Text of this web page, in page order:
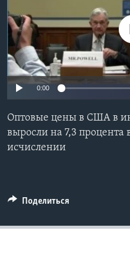
Learning English
СОЦИАЛЬНЫЕ СЕТИ
No media
0:00
Оптовые цены в США в
выросли на 7,3 процента
исчислении
Поделиться